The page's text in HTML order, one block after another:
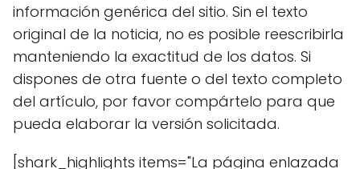
información genérica del sitio. Sin el texto
original de la noticia, no es posible reescribirla
manteniendo la exactitud de los datos. Si
dispones de otra fuente o del texto completo
del artículo, por favor compártelo para que
pueda elaborar la versión solicitada.
[shark_highlights items="La página enlazada